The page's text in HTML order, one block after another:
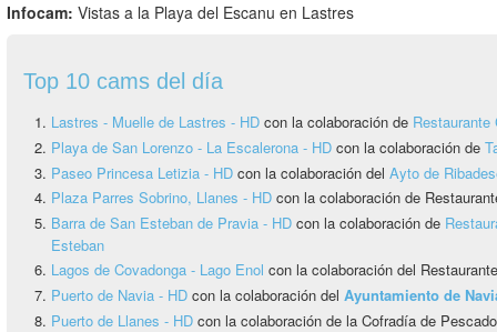
Infocam: Vistas a la Playa del Escanu en Lastres
Top 10 cams del día
Lastres - Muelle de Lastres - HD con la colaboración de
Playa de San Lorenzo - La Escalerona - HD con la colaboración de
Paseo Princesa Letizia - HD con la colaboración del Ayto de
Plaza Parres Sobrino, Llanes - HD con la colaboración de
Barra de San Esteban de Pravia - HD con la colaboración de
Esteban
Lagos de Covadonga - Lago Enol con la colaboración del
Puerto de Navia - HD con la colaboración del Ayuntamiento de
Puerto de Llanes - HD con la colaboración de la Cofradía de